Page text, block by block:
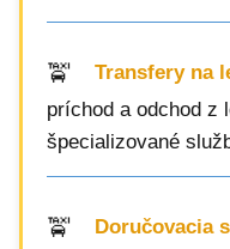
Transfery na
príchod a odchod z
špecializované
Doručovacia